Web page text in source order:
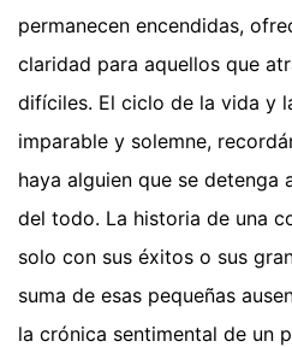
permanecen encendidas,
claridad para aquellos que
difíciles. El ciclo de la vida y
imparable y solemne,
haya alguien que se detenga
del todo. La historia de una
solo con sus éxitos o sus
suma de esas pequeñas
la crónica sentimental de un